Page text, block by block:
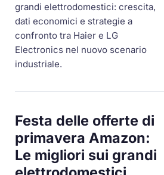
grandi elettrodomestici: crescita,
dati economici e strategie a
confronto tra Haier e LG
Electronics nel nuovo scenario
industriale.
Festa delle offerte di
primavera Amazon:
Le migliori sui grandi